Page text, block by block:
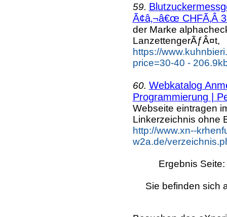
59.
Ã¢â‚¬â€œ CHFÃ‚Â
der Marke
LanzettengerÃƒÂ¤t,
https://
price=30-40 -
60. Webkatalog
Programmierung |
Webseite eintragen
Linkerzeichnis ohne
http://www.xn--
w2a.de/
Ergebnis Seite:
Sie befinden sich